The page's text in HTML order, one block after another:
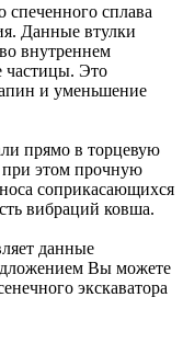
спеченного сплава
Данные втулки
внутреннем
частицы. Это
и уменьшение
прямо в торцевую
при этом прочную
соприкасающихся
вибраций ковша.
данные
Вы можете
экскаватора